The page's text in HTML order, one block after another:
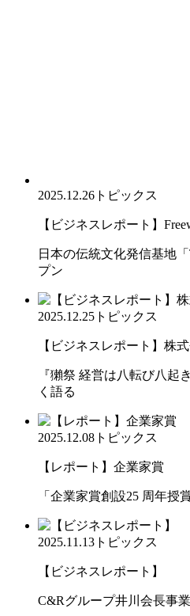
2025.12.26 トピックス
【ビジネスレポート】
日本の伝統文化発信基地
プン
2025.12.25 トピックス
【ビジネスレポート】株
『獺祭 経営は八転び八起
く語る
2025.12.08 トピックス
【レポート】企業家賞
「企業家賞創設25 周年授
2025.11.13 トピックス
【ビジネスレポート】
C&Rグループ井川会長事